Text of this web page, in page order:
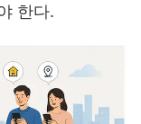
한다.